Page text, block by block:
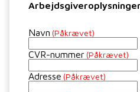
Arbejdsgiveroplysninger
Navn (Påkrævet)
CVR-nummer (Påkrævet)
Adresse (Påkrævet)